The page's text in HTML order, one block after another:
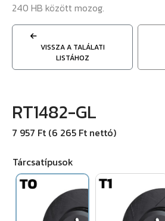
240 HB között mozog.
VISSZA A TALÁLATI
LISTÁHOZ
RT1482-GL
7 957 Ft (6 265 Ft nettó)
Tárcsatípusok